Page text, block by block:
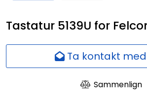
Tastatur 5139U for
Ta kontakt
Sammenlign